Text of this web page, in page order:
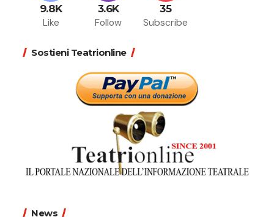
9.8K
Like
3.6K
Follow
35
Subscribe
Sostieni Teatrionline
News